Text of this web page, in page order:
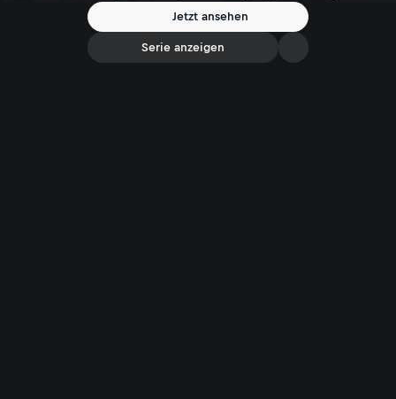
Jetzt ansehen
Serie anzeigen